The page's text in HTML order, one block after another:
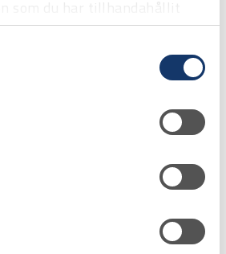
in när du har använt